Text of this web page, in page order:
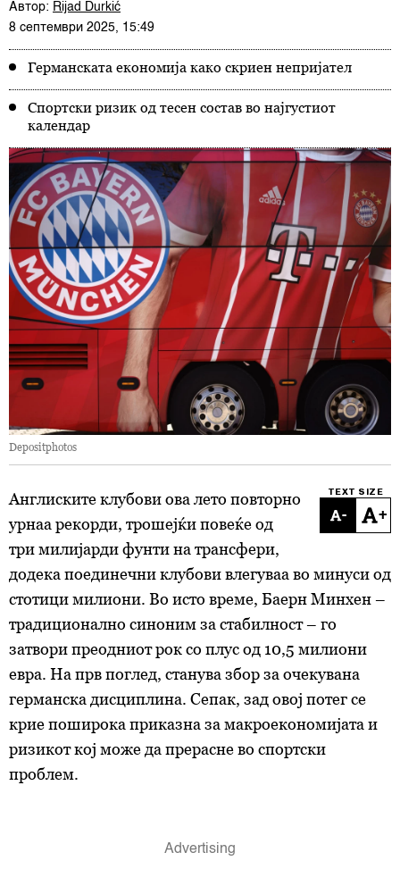
Автор: Rijad Durkić
8 септември 2025, 15:49
Германската економија како скриен непријател
Спортски ризик од тесен состав во најгустиот
календар
Depositphotos
TEXT SIZE
- +
Англиските клубови ова лето повторно
урнаа рекорди, трошeјќи повеќе од
три милијарди фунти на трансфери,
додека поединечни клубови влегуваа во минуси од
стотици милиони. Во исто време, Баерн Минхен –
традиционално синоним за стабилност – го
затвори преодниот рок со плус од 10,5 милиони
евра. На прв поглед, станува збор за очекувана
германска дисциплина. Сепак, зад овој потег се
крие поширока приказна за макроекономијата и
ризикот кој може да прерасне во спортски
проблем.